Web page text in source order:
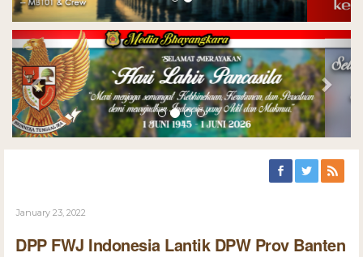
Previous Next
January 23, 2022
DPP FWJ Indonesia Lantik DPW Prov Banten